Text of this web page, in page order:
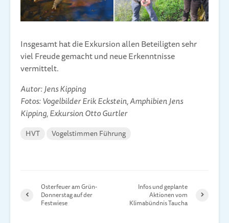
Insgesamt hat die Exkursion allen Beteiligten sehr
viel Freude gemacht und neue Erkenntnisse
vermittelt.
Autor: Jens Kipping
Fotos: Vogelbilder Erik Eckstein, Amphibien Jens
Kipping, Exkursion Otto Gurtler
HVT Vogelstimmen Führung
Osterfeuer am Grün-
Donnerstag auf der
Festwiese
Infos und geplante
Aktionen vom
Klimabündnis Taucha